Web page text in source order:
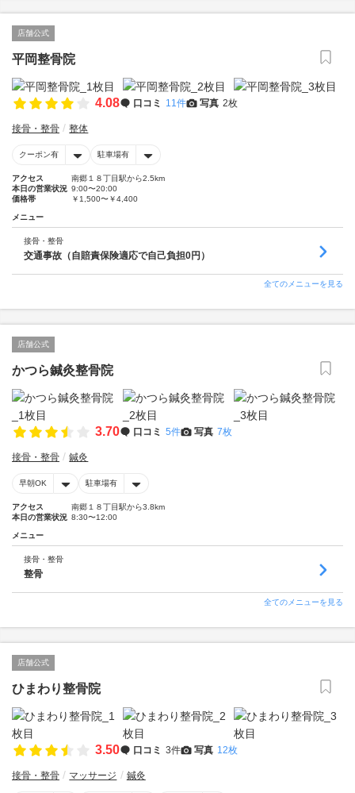
店舗公式
平岡整骨院
4.08 口コミ 11件 写真 2枚
接骨・整骨 整体
クーポン有 駐車場有
アクセス
南郷１８丁目駅から2.5km
本日の営業状況 9:00〜20:00
価格帯
￥1,500〜￥4,400
メニュー
接骨・整骨
交通事故（自賠責保険適応で自己負担0円）
全てのメニューを見る
店舗公式
かつら鍼灸整骨院
3.70 口コミ 5件 写真 7枚
接骨・整骨 鍼灸
早朝OK 駐車場有
アクセス
南郷１８丁目駅から3.8km
本日の営業状況 8:30〜12:00
メニュー
接骨・整骨
整骨
全てのメニューを見る
店舗公式
ひまわり整骨院
3.50 口コミ 3件 写真 12枚
接骨・整骨 マッサージ 鍼灸